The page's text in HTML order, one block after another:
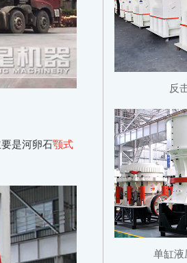
是河卵石颚式
反
单缸液